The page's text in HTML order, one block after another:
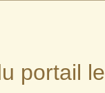
portail